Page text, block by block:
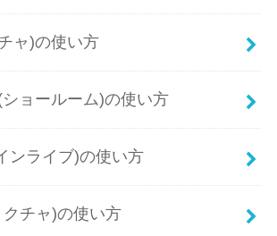
ャ)の使い方
ョールーム)の使い方
ンライブ)の使い方
チャ)の使い方